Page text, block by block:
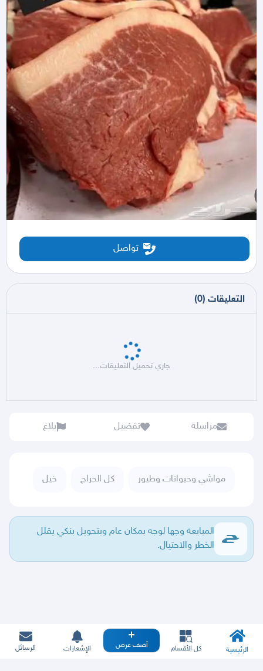
تواصل
التعليقات (
0
)
جاري تحميل التعليقات...
مراسلة تفضيل بلاغ
مواشي وحيوانات وطيور كل الحراج خيل
المبايعة وجها لوجه بمكان عام وبتحويل بنكي يقلل
الخطر والاحتيال.
الرئيسية كل الأقسام أضف عرض الإشعارات الرسائل